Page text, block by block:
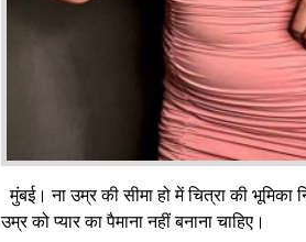
मुंबई। ना उम्र की सीमा हो में चित्रा की भूमिका
उम्र को प्यार का पैमाना नहीं बनाना चाहिए।